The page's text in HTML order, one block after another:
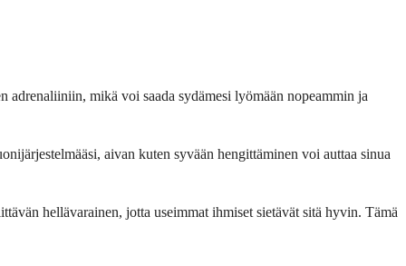
adrenaliiniin, mikä voi saada sydämesi lyömään nopeammin ja
aivan kuten syvään hengittäminen voi auttaa sinua
hellävarainen, jotta useimmat ihmiset sietävät sitä hyvin. Tämä